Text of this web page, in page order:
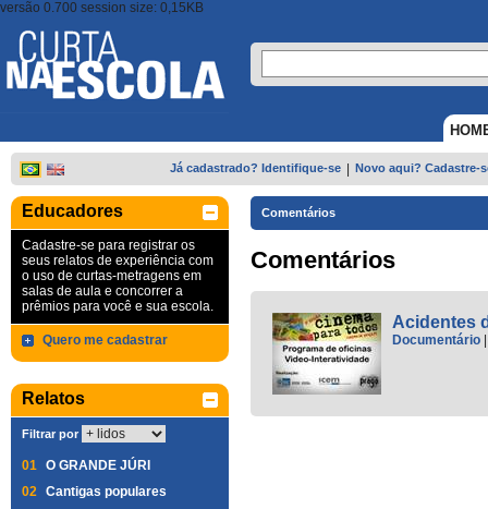
versão 0.700 session size: 0,15KB
Já cadastrado? Identifique-se Novo aqui? Cadastre-
Educadores
Cadastre-se para registrar os
seus relatos de experiência com
o uso de curtas-metragens em
salas de aula e concorrer a
prêmios para você e sua escola.
Quero me cadastrar
Relatos
Filtrar por
01 O GRANDE JÚRI
02 Cantigas populares
Comentários
Comentários
Acidentes
Documentário